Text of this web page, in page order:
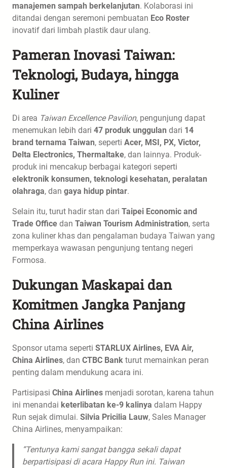
manajemen sampah berkelanjutan. Kolaborasi ini
ditandai dengan seremoni pembuatan Eco Roster
inovatif dari limbah plastik daur ulang.
Pameran Inovasi Taiwan:
Teknologi, Budaya, hingga
Kuliner
Di area Taiwan Excellence Pavilion, pengunjung dapat
menemukan lebih dari 47 produk unggulan dari 14
brand ternama Taiwan, seperti Acer, MSI, PX, Victor,
Delta Electronics, Thermaltake, dan lainnya. Produk-
produk ini mencakup berbagai kategori seperti
elektronik konsumen, teknologi kesehatan, peralatan
olahraga, dan gaya hidup pintar.
Selain itu, turut hadir stan dari Taipei Economic and
Trade Office dan Taiwan Tourism Administration, serta
zona kuliner khas dan pengalaman budaya Taiwan yang
memperkaya wawasan pengunjung tentang negeri
Formosa.
Dukungan Maskapai dan
Komitmen Jangka Panjang
China Airlines
Sponsor utama seperti STARLUX Airlines, EVA Air,
China Airlines, dan CTBC Bank turut memainkan peran
penting dalam mendukung acara ini.
Partisipasi China Airlines menjadi sorotan, karena tahun
ini menandai keterlibatan ke-9 kalinya dalam Happy
Run sejak dimulai. Silvia Pricilia Lauw, Sales Manager
China Airlines, menyampaikan:
“Tentunya kami sangat bangga sekali dapat
berpartisipasi di acara Happy Run ini. Taiwan